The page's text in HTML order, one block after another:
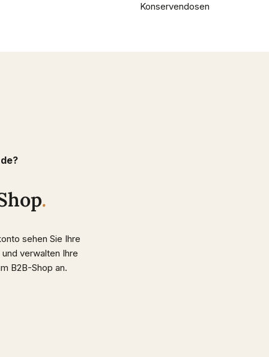
Konservendosen
.
sehen Sie Ihre
verwalten Ihre
B2B-Shop an.